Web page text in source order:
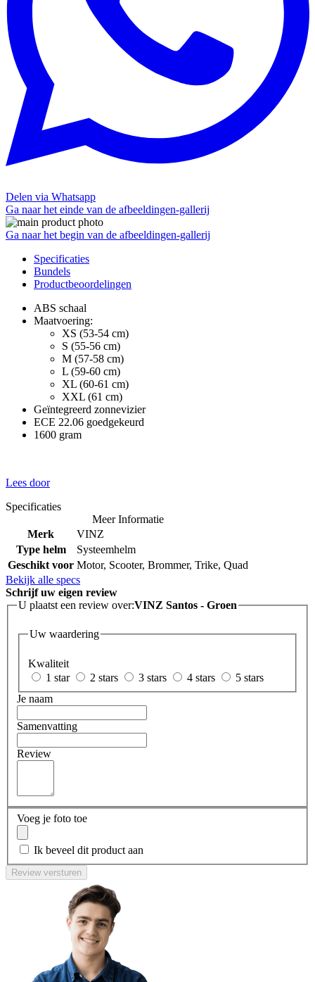
Delen via Whatsapp
Ga naar het einde van de afbeeldingen-gallerij
Ga naar het begin van de afbeeldingen-gallerij
Specificaties
Bundels
Productbeoordelingen
ABS schaal
Maatvoering:
XS (53-54 cm)
S (55-56 cm)
M (57-58 cm)
L (59-60 cm)
XL (60-61 cm)
XXL (61 cm)
Geïntegreerd zonnevizier
ECE 22.06 goedgekeurd
1600 gram
Lees door
Specificaties
Meer Informatie
Merk
VINZ
Type helm
Systeemhelm
Geschikt voor Motor, Scooter, Brommer, Trike, Quad
Bekijk alle specs
Schrijf uw eigen review
U plaatst een review over:VINZ Santos - Groen
Uw waardering
Kwaliteit
1 star
2 stars 3 stars 4 stars
5 stars
Je naam
Samenvatting
Review
Voeg je foto toe
Ik beveel dit product aan
Review versturen